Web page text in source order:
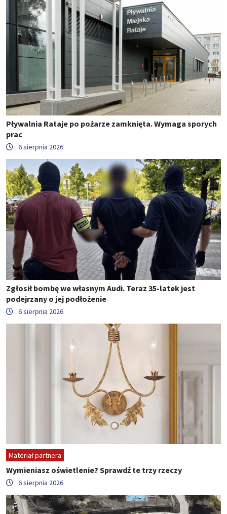
Pływalnia Rataje po pożarze zamknięta. Wymaga sporych
prac
6 sierpnia 2026
Zgłosił bombę we własnym Audi. Teraz 35-latek jest
podejrzany o jej podłożenie
6 sierpnia 2026
Materiał partnera
Wymieniasz oświetlenie? Sprawdź te trzy rzeczy
6 sierpnia 2026